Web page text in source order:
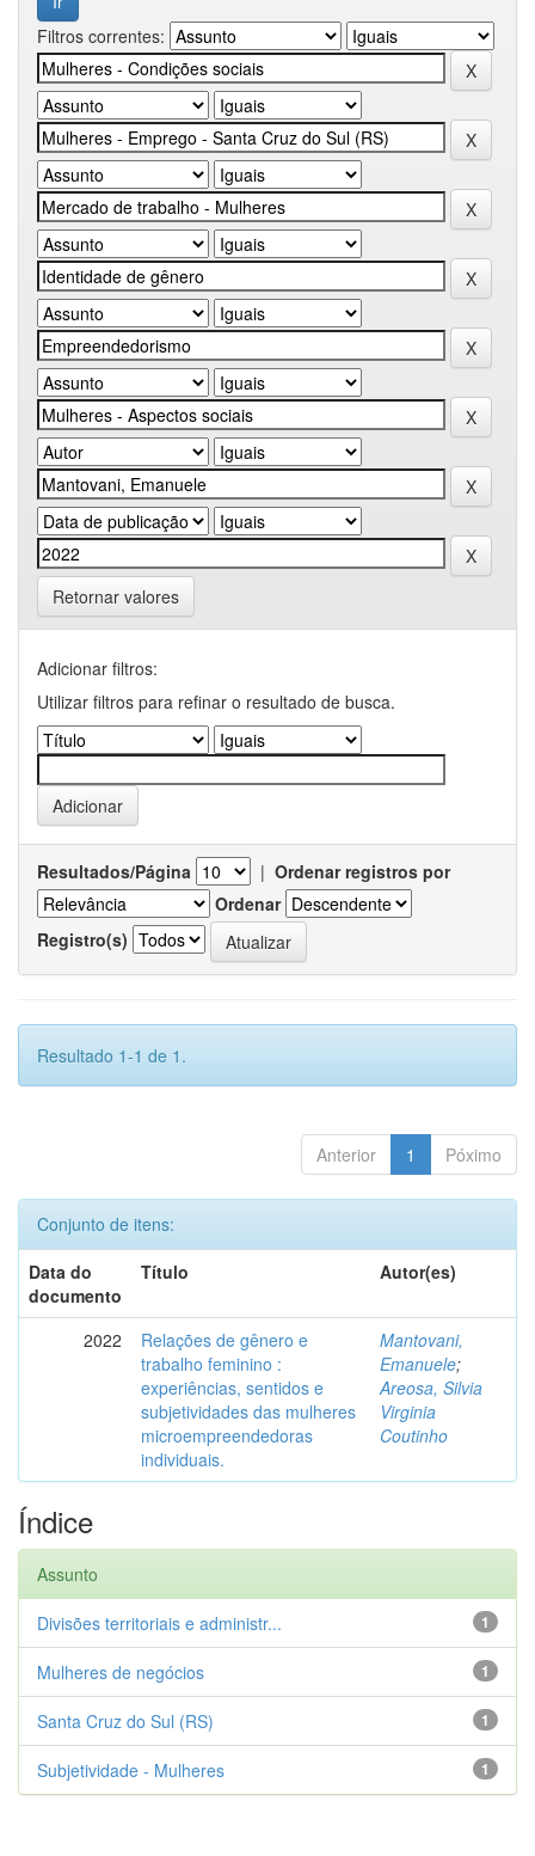
Filtros correntes:
Retornar valores
Adicionar filtros:
Utilizar filtros para refinar o resultado de busca.
Resultados/Página | Ordenar registros por
Ordenar
Registro(s)
Resultado 1-1 de 1.
Anterior 1 Póximo
Conjunto de itens:
Data do
documento
Título Autor(es)
2022
Relações de gênero e
trabalho feminino :
experiências, sentidos e
subjetividades das mulheres
microempreendedoras
individuais.
Mantovani,
Emanuele;
Areosa, Silvia
Virginia
Coutinho
Índice
Assunto
1
Divisões territoriais e administr...
1
Mulheres de negócios
1
Santa Cruz do Sul (RS)
1
Subjetividade - Mulheres